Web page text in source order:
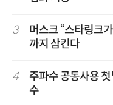
3
머스크 “스타링크
까지 삼킨다
4
주파수 공동사용
수